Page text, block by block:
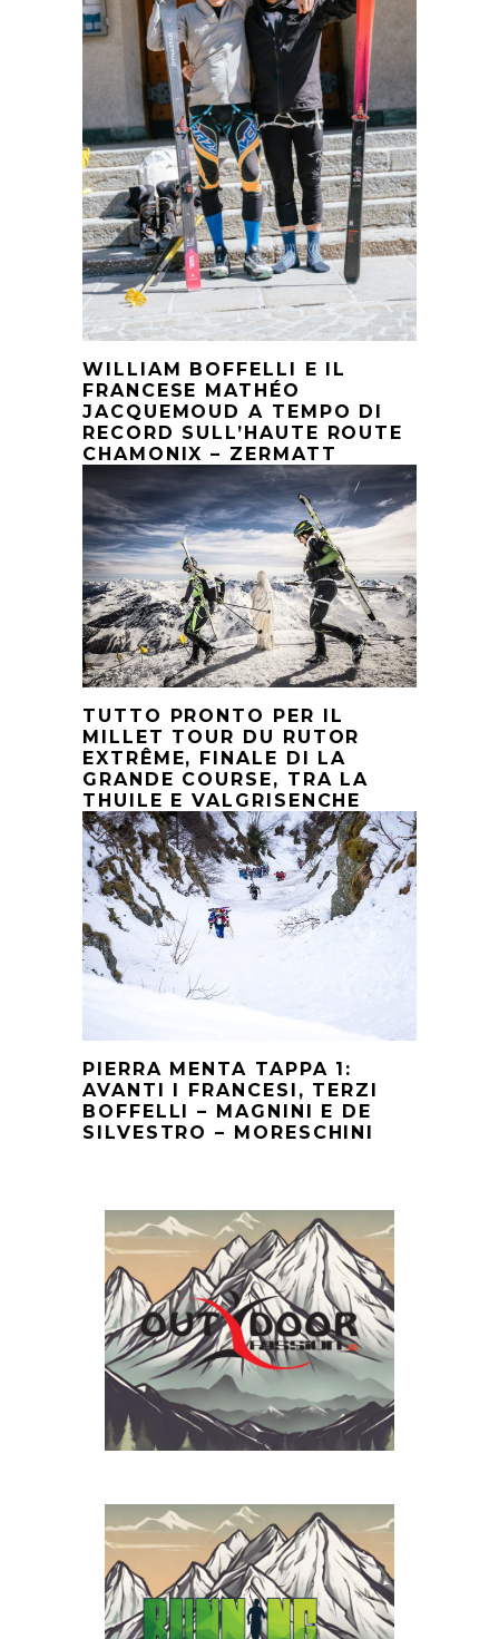
WILLIAM BOFFELLI E IL
FRANCESE MATHÉO
JACQUEMOUD A TEMPO DI
RECORD SULL’HAUTE ROUTE
CHAMONIX – ZERMATT
TUTTO PRONTO PER IL
MILLET TOUR DU RUTOR
EXTRÊME, FINALE DI LA
GRANDE COURSE, TRA LA
THUILE E VALGRISENCHE
PIERRA MENTA TAPPA 1:
AVANTI I FRANCESI, TERZI
BOFFELLI – MAGNINI E DE
SILVESTRO – MORESCHINI